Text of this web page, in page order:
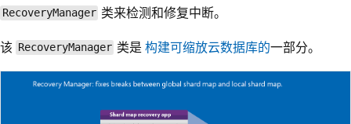
RecoveryManager 类来检测和修复中断。
该 RecoveryManager 类是构建可缩放云数据库的一部分。